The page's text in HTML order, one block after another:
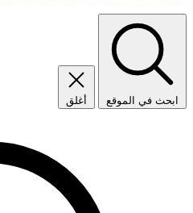
ابحث في الموقع أغلق